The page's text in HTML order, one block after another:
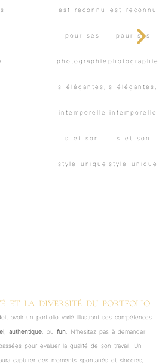
ET LA DIVERSITÉ DU PORTFOLIO
avoir un portfolio varié illustrant ses compétences
, authentique, ou fun. N’hésitez pas à demander
pour évaluer la qualité de son travail. Un
capturer des moments spontanés et sincères,